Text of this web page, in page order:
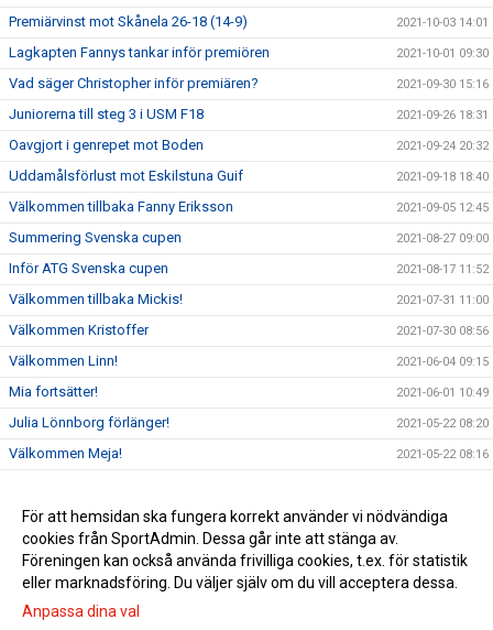
Premiärvinst mot Skånela 26-18 (14-9) 2021-10-03 14:01
Lagkapten Fannys tankar inför premiören 2021-10-01 09:30
Vad säger Christopher inför premiären? 2021-09-30 15:16
Juniorerna till steg 3 i USM F18 2021-09-26 18:31
Oavgjort i genrepet mot Boden 2021-09-24 20:32
Uddamålsförlust mot Eskilstuna Guif 2021-09-18 18:40
Välkommen tillbaka Fanny Eriksson 2021-09-05 12:45
Summering Svenska cupen 2021-08-27 09:00
Inför ATG Svenska cupen 2021-08-17 11:52
Välkommen tillbaka Mickis! 2021-07-31 11:00
Välkommen Kristoffer 2021-07-30 08:56
Välkommen Linn! 2021-06-04 09:15
Mia fortsätter! 2021-06-01 10:49
Julia Lönnborg förlänger! 2021-05-22 08:20
Välkommen Meja! 2021-05-22 08:16
Välkommen Meja! 2021-05-14 15:39
Julia Lönnborg förlänger! 2021-05-14 15:38
För att hemsidan ska fungera korrekt använder vi nödvändiga
cookies från SportAdmin. Dessa går inte att stänga av.
Föreningen kan också använda frivilliga cookies, t.ex. för statistik
eller marknadsföring. Du väljer själv om du vill acceptera dessa.
Anpassa dina val